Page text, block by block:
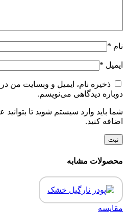
نام *
ایمیل *
ذخیره نام، ایمیل و وبسایت من
دوباره دیدگاهی می‌نویسم.
شما باید وارد سیستم شوید تا
اضافه کنید.
محصولات مشابه
مقایسه